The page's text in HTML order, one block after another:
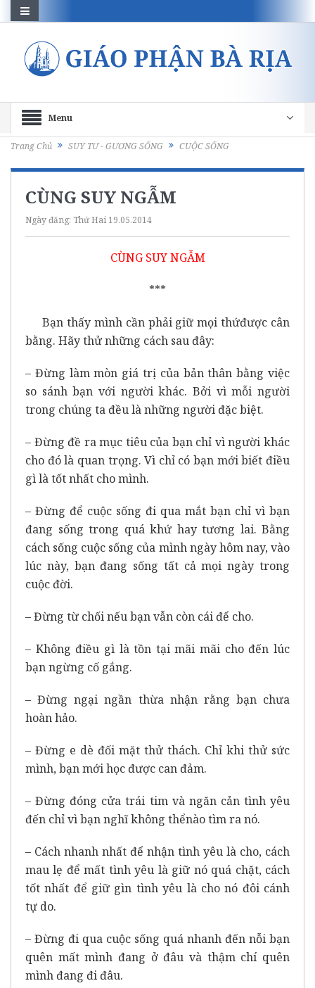
Menu
Trang Chủ SUY TƯ - GƯƠNG SỐNG CUỘC SỐNG
CÙNG SUY NGẪM
Ngày đăng: Thứ Hai 19.05.2014
CÙNG SUY NGẪM
***
Bạn thấy mình cần phải giữ mọi thứđược cân
bằng. Hãy thử những cách sau đây:
– Đừng làm mòn giá trị của bản thân bằng việc
so sánh bạn với người khác. Bởi vì mỗi người
trong chúng ta đều là những người đặc biệt.
– Đừng đề ra mục tiêu của bạn chỉ vì người khác
cho đó là quan trọng. Vì chỉ có bạn mới biết điều
gì là tốt nhất cho mình.
– Đừng để cuộc sống đi qua mắt bạn chỉ vì bạn
đang sống trong quá khứ hay tương lai. Bằng
cách sống cuộc sống của mình ngày hôm nay, vào
lúc này, bạn đang sống tất cả mọi ngày trong
cuộc đời.
– Đừng từ chối nếu bạn vẫn còn cái để cho.
– Không điều gì là tồn tại mãi mãi cho đến lúc
bạn ngừng cố gắng.
– Đừng ngại ngần thừa nhận rằng bạn chưa
hoàn hảo.
– Đừng e dè đối mặt thử thách. Chỉ khi thử sức
mình, bạn mới học được can đảm.
– Đừng đóng cửa trái tim và ngăn cản tình yêu
đến chỉ vì bạn nghĩ không thểnào tìm ra nó.
– Cách nhanh nhất để nhận tình yêu là cho, cách
mau lẹ để mất tình yêu là giữ nó quá chặt, cách
tốt nhất để giữ gìn tình yêu là cho nó đôi cánh
tự do.
– Đừng đi qua cuộc sống quá nhanh đến nỗi bạn
quên mất mình đang ở đâu và thậm chí quên
mình đang đi đâu.